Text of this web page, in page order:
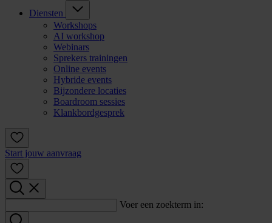
Diensten
Workshops
AI workshop
Webinars
Sprekers trainingen
Online events
Hybride events
Bijzondere locaties
Boardroom sessies
Klankbordgesprek
Start jouw aanvraag
Voer een zoekterm in: